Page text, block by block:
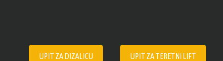
UPIT ZA DIZALICU UPIT ZA TERETNI LIFT